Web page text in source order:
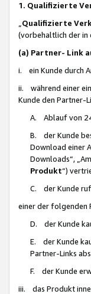
1. Qualifizierte
Qualifizierte
(vorbehaltlich der in
(a) Partner- Link
i. ein Kunde durch
ii. während einer
Kunde den Partner-
A. Ablauf von
B. der Kunde
Download einer
Downloads“,
Produkt“)
C. der Kunde
einer der folgenden
D. der Kunde
E. der Kunde
Partner-Links
F. der Kunde
iii. das Produkt